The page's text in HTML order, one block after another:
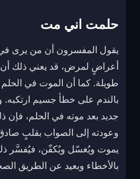
حلمت اني مت
يقول المفسرون أن من يرى في
أعراضٍ لمرض، قد يعني ذلك
طويلة. كما أن الموت في
بالندم على خطأ جسيم
جديد بعد موته في الحلم، فإن
وعودته إلى الصواب بقلبٍ صادق.
يموت ويُغسّل ويُكفّن، فيُفسَّر
بالأخطاء وبعيد عن الطريق